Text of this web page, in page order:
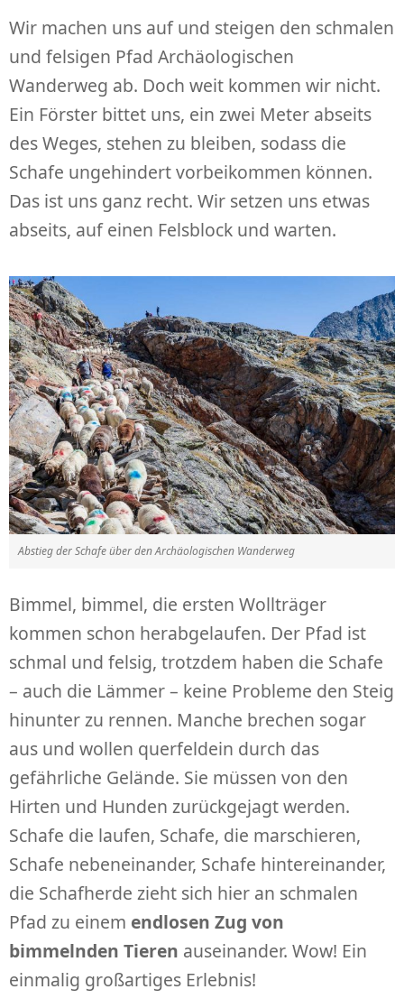
Wir machen uns auf und steigen den schmalen
und felsigen Pfad Archäologischen
Wanderweg ab. Doch weit kommen wir nicht.
Ein Förster bittet uns, ein zwei Meter abseits
des Weges, stehen zu bleiben, sodass die
Schafe ungehindert vorbeikommen können.
Das ist uns ganz recht. Wir setzen uns etwas
abseits, auf einen Felsblock und warten.
Abstieg der Schafe über den Archäologischen Wanderweg
Bimmel, bimmel, die ersten Wollträger
kommen schon herabgelaufen. Der Pfad ist
schmal und felsig, trotzdem haben die Schafe
– auch die Lämmer – keine Probleme den Steig
hinunter zu rennen. Manche brechen sogar
aus und wollen querfeldein durch das
gefährliche Gelände. Sie müssen von den
Hirten und Hunden zurückgejagt werden.
Schafe die laufen, Schafe, die marschieren,
Schafe nebeneinander, Schafe hintereinander,
die Schafherde zieht sich hier an schmalen
Pfad zu einem endlosen Zug von
bimmelnden Tieren auseinander. Wow! Ein
einmalig großartiges Erlebnis!